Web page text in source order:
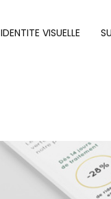
IDENTITE VISUELLE